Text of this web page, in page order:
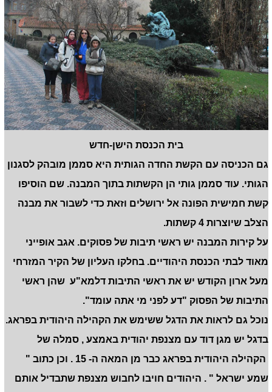
בית הכנסת הישן-חדש
גם הכניסה עם הקשת החדה הגותית היא סממן מובהק לסגנון
הגותי. עוד סממן גותי הן הקשתות בתוך המבנה. שם הוסיפו
קשת חמישית הפונה אל ירושלים וזאת כדי לשבור את מבנה
הצלב שיוצרות 4 קשתות.
על קירות המבנה יש ראשי תיבות של פסוקים. אגב אופייני
מאוד לבתי הכנסת היהודיים. בחלקו העליון של הקיר המזרחי
מעל ארון הקודש יש את ראשי התיבות דלמא"ע שהן ראשי
התיבות של הפסוק "דע לפני מי אתה עומד".
נוכל גם לראות את הדגל ששימש את הקהילה היהודית בפראג.
בדגל יש מגן דוד עם מצנפת יהודית באמצע , סמלה של
הקהילה היהודית בפראג כבר מן המאה ה- 15 . וכן כתוב "
שמע ישראל " . היהודים חויבו לחבוש מצנפת שתבדיל אותם